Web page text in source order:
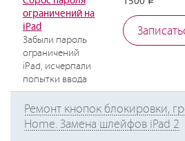
ограничений на
iPad
Забыли пароль
ограничений
iPad, исчерпали
попытки ввода
Ремонт кнопок блокировки,
Home. Замена шлейфов iPad 2